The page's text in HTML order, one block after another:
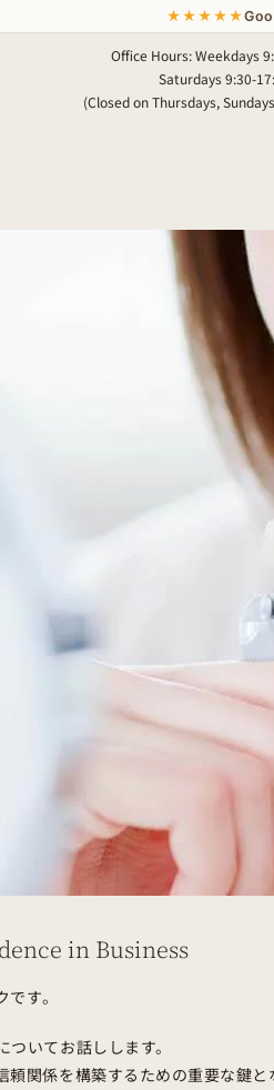
★★★★★
Office Hours: Weekdays
Saturdays 9:30-
(Closed on Thursdays,
in Business
す。
いてお話しします。
関係を構築するための重要な鍵